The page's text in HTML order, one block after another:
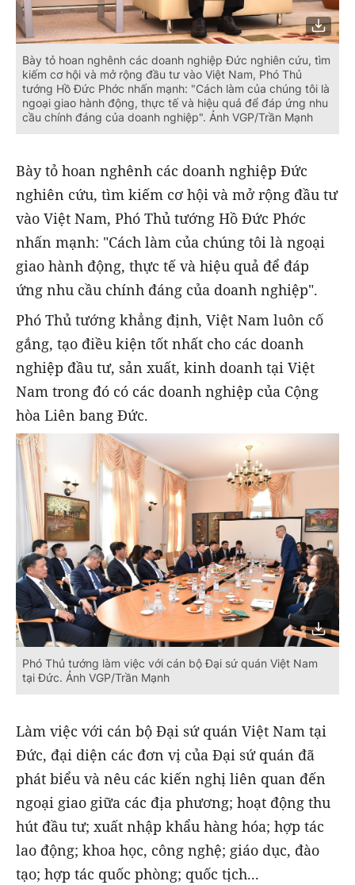
Bày tỏ hoan nghênh các doanh nghiệp Đức nghiên cứu, tìm
kiếm cơ hội và mở rộng đầu tư vào Việt Nam, Phó Thủ
tướng Hồ Đức Phớc nhấn mạnh: "Cách làm của chúng tôi là
ngoại giao hành động, thực tế và hiệu quả để đáp ứng nhu
cầu chính đáng của doanh nghiệp". Ảnh VGP/Trần Mạnh
Bày tỏ hoan nghênh các doanh nghiệp Đức
nghiên cứu, tìm kiếm cơ hội và mở rộng đầu tư
vào Việt Nam, Phó Thủ tướng Hồ Đức Phớc
nhấn mạnh: "Cách làm của chúng tôi là ngoại
giao hành động, thực tế và hiệu quả để đáp
ứng nhu cầu chính đáng của doanh nghiệp".
Phó Thủ tướng khẳng định, Việt Nam luôn cố
gắng, tạo điều kiện tốt nhất cho các doanh
nghiệp đầu tư, sản xuất, kinh doanh tại Việt
Nam trong đó có các doanh nghiệp của Cộng
hòa Liên bang Đức.
Phó Thủ tướng làm việc với cán bộ Đại sứ quán Việt Nam
tại Đức. Ảnh VGP/Trần Mạnh
Làm việc với cán bộ Đại sứ quán Việt Nam tại
Đức, đại diện các đơn vị của Đại sứ quán đã
phát biểu và nêu các kiến nghị liên quan đến
ngoại giao giữa các địa phương; hoạt động thu
hút đầu tư; xuất nhập khẩu hàng hóa; hợp tác
lao động; khoa học, công nghệ; giáo dục, đào
tạo; hợp tác quốc phòng; quốc tịch...